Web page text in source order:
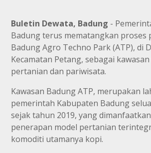
Buletin Dewata, Badung -
Badung terus mematangkan proses
Badung Agro Techno Park (ATP), di
Kecamatan Petang, sebagai
pertanian dan pariwisata.
Kawasan Badung ATP, merupakan
pemerintah Kabupaten Badung
sejak tahun 2019, yang
penerapan model pertanian
komoditi utamanya kopi.